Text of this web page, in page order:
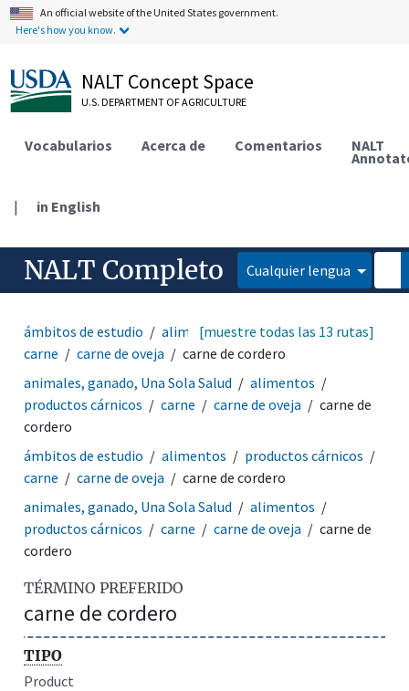
An official website of the United States government.
Here's how you know.
NALT Concept Space
U.S. DEPARTMENT OF AGRICULTURE
Vocabularios Acerca de Comentarios NALT
| in English
NALT Completo Cualquier lengua
ámbitos de estudio alimentos
productos cárnicos
carne
carne de oveja carne de cordero
[muestre todas las 13 rutas]
animales, ganado, Una Sola Salud
alimentos
productos cárnicos
carne carne de oveja
carne de
cordero
ámbitos de estudio
alimentos
productos cárnicos
carne
carne de oveja
carne de cordero
animales, ganado, Una Sola Salud
alimentos
productos cárnicos
carne carne de oveja
carne de
cordero
TÉRMINO PREFERIDO
carne de cordero
TIPO
Product